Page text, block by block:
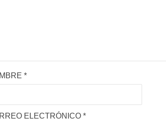
*
ELECTRÓNICO *